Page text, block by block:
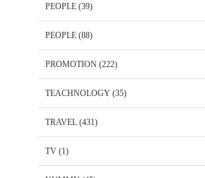
PEOPLE (39)
PEOPLE (88)
PROMOTION (222)
TEACHNOLOGY (35)
TRAVEL (431)
TV (1)